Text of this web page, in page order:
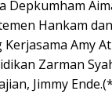
Depkumham
Hankam
Amy
Zarman
Jimmy